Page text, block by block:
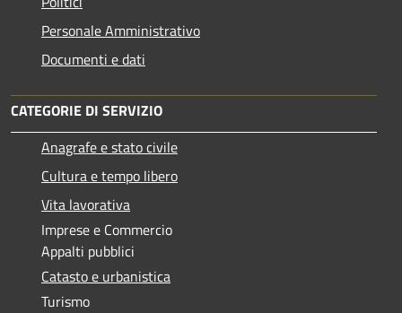
Personale Amministrativo
Documenti e dati
CATEGORIE DI SERVIZIO
Anagrafe e stato civile
Cultura e tempo libero
Vita lavorativa
Imprese e Commercio
Appalti pubblici
Catasto e urbanistica
Turismo